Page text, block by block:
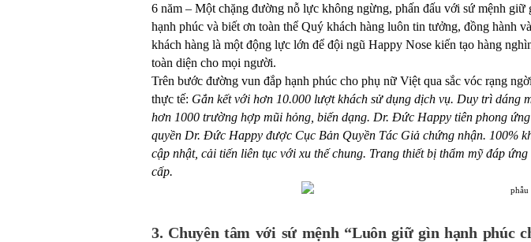
6 năm – Một chặng đường nỗ lực không ngừng, phấn đấu với sứ mệnh
hạnh phúc và biết ơn toàn thể Quý khách hàng luôn tin tưởng, đồng hành
khách hàng là một động lực lớn để đội ngũ Happy Nose kiến tạo hàng
toàn diện cho mọi người.
Trên bước đường vun đắp hạnh phúc cho phụ nữ Việt qua sắc vóc rạng
thực tế: Gắn kết với hơn 10.000 lượt khách sử dụng dịch vụ. Duy trì dáng
hơn 1000 trường hợp mũi hỏng, biến dạng. Dr. Đức Happy tiên phong
quyền Dr. Đức Happy được Cục Bản Quyền Tác Giả chứng nhận. 100%
cập nhật, cải tiến liên tục với xu thế chung. Trang thiết bị thẩm mỹ đáp
cấp.
3. Chuyên tâm với sứ mệnh “Luôn giữ gìn hạnh phúc